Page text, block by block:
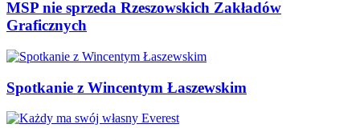
MSP nie sprzeda Rzeszowskich Zakładów
Graficznych
Spotkanie z Wincentym Łaszewskim